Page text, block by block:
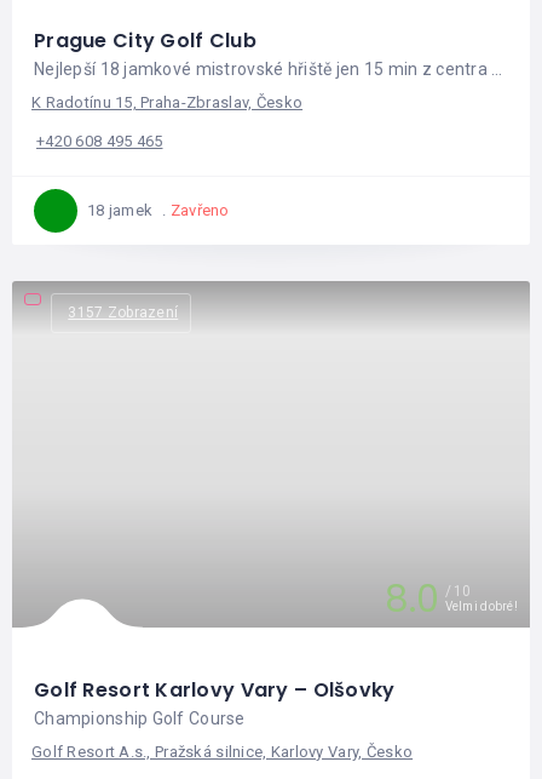
Prague City Golf Club
Nejlepší 18 jamkové mistrovské hřiště jen 15 min z centra Prahy
K Radotínu 15, Praha-Zbraslav, Česko
+420 608 495 465
18 jamek Zavřeno
3157 Zobrazení
8.0 10
Velmi dobré!
Golf Resort Karlovy Vary – Olšovky
Championship Golf Course
Golf Resort A.s., Pražská silnice, Karlovy Vary, Česko